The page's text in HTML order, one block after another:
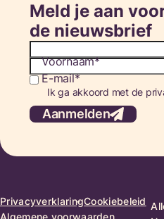
Meld je aan
de nieuwsbrief
Voornaam
E-mail
Consent
Ik ga akkoord met de
Aanmelden
PrivacyverklaringCookiebeleid
Algemene voorwaarden